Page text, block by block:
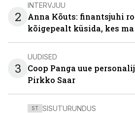
2
INTERVJUU
Anna Kõuts: finantsjuhi
kõigepealt küsida, kes
3
UUDISED
Coop Panga uue
Pirkko Saar
ST SISUTURUNDUS